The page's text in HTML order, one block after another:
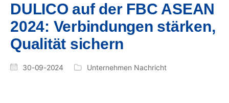
DULICO auf der FBC ASEAN
2024: Verbindungen stärken,
Qualität sichern
30-09-2024 Unternehmen Nachricht